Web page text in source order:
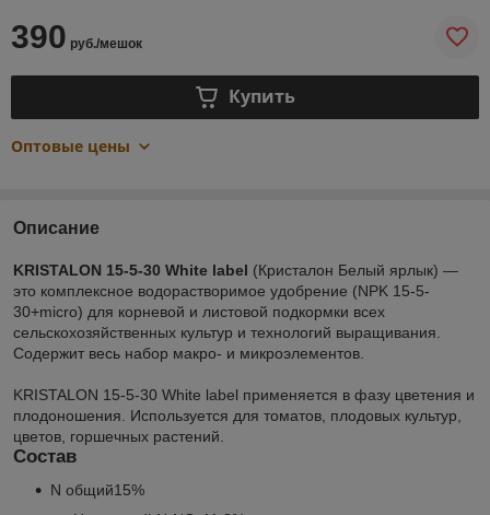
390 руб./мешок
Купить
Оптовые цены
Описание
KRISTALON 15-5-30 White label (Кристалон Белый ярлык) ―
это комплексное водорастворимое удобрение (NPK 15-5-
30+micro) для корневой и листовой подкормки всех
сельскохозяйственных культур и технологий выращивания.
Содержит весь набор макро- и микроэлементов.
KRISTALON 15-5-30 White label применяется в фазу цветения и
плодоношения. Используется для томатов, плодовых культур,
цветов, горшечных растений.
Состав
N общий15%